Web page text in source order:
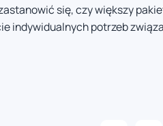
się, czy większy
indywidualnych potrzeb